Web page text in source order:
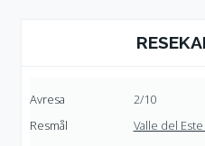
2/10
Valle del